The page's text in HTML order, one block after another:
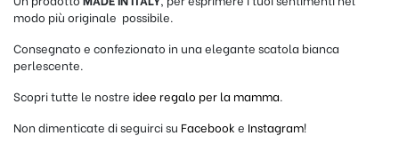
modo più originale possibile.
Consegnato e confezionato in una elegante scatola bianca
perlescente.
Scopri tutte le nostre idee regalo per la mamma.
Non dimenticate di seguirci su Facebook e Instagram!